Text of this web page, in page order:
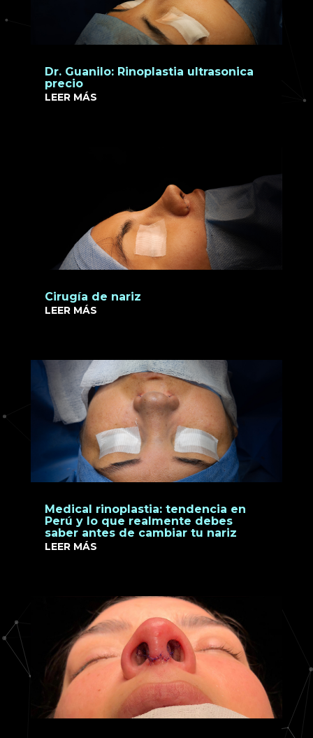
Dr. Guanilo: Rinoplastia ultrasonica
precio
LEER MÁS
Cirugía de nariz
LEER MÁS
Medical rinoplastia: tendencia en
Perú y lo que realmente debes
saber antes de cambiar tu nariz
LEER MÁS